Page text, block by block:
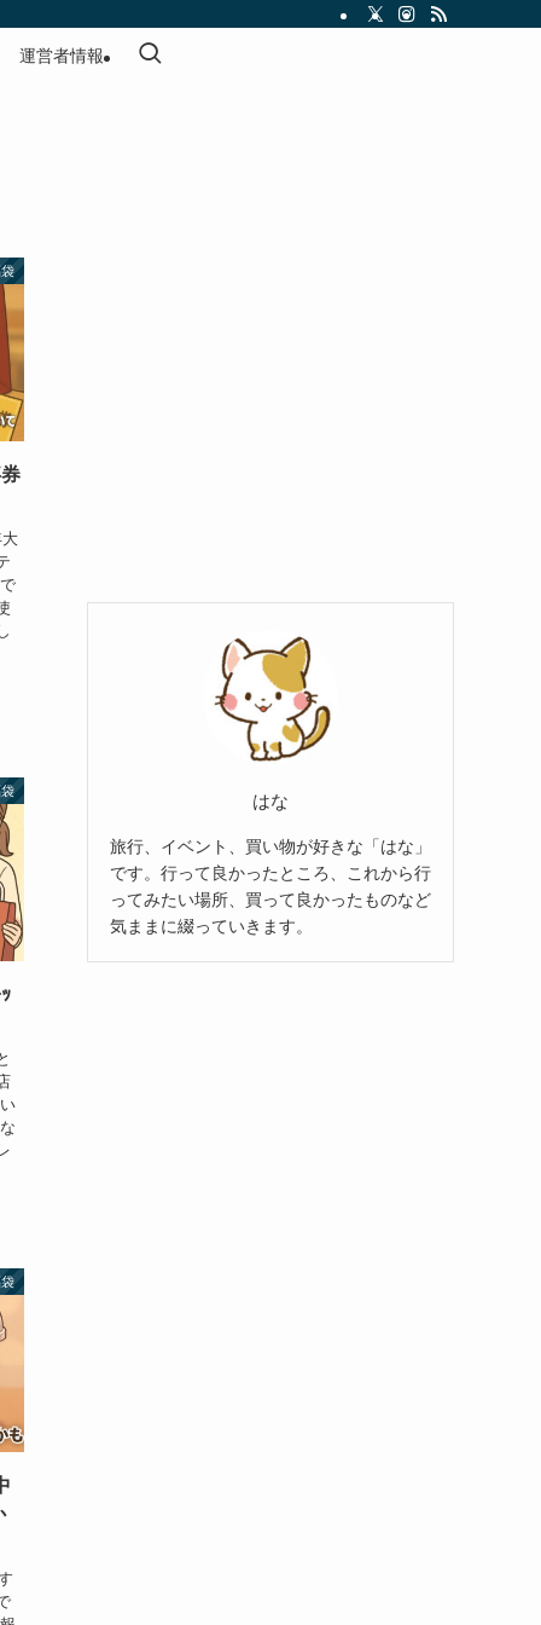
運営者情報
はな
旅行、イベント、買い物が好きな「はな」
です。行って良かったところ、これから行
ってみたい場所、買って良かったものなど
気ままに綴っていきます。